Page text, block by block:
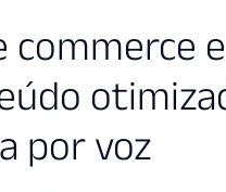
commerce e
por voz